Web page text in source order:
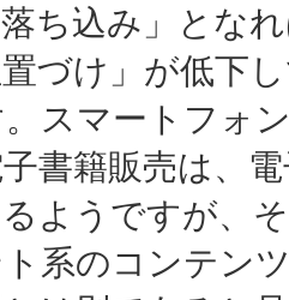
落ち込み」とな
づけ」が低下
スマートフォ
書籍販売は、
ようですが、
系のコンテン